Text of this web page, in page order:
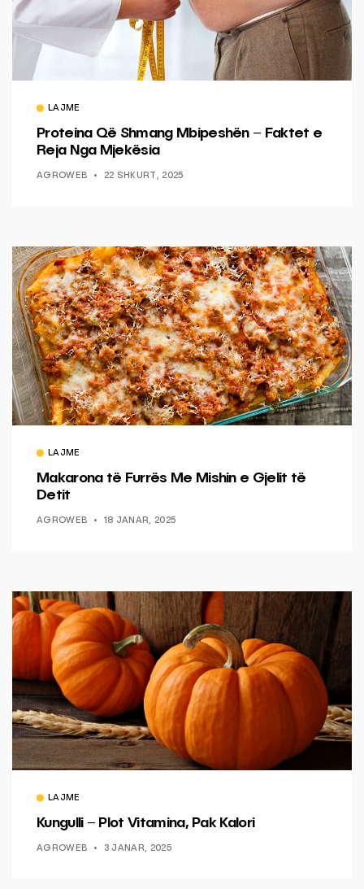
LAJME
Proteina Që Shmang Mbipeshën – Faktet e
Reja Nga Mjekësia
AGROWEB 22 SHKURT, 2025
LAJME
Makarona të Furrës Me Mishin e Gjelit të
Detit
AGROWEB 18 JANAR, 2025
LAJME
Kungulli – Plot Vitamina, Pak Kalori
AGROWEB 3 JANAR, 2025